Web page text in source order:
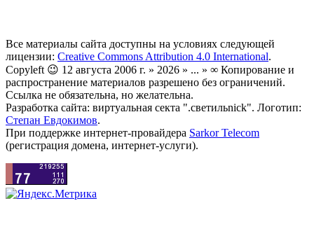
Все материалы сайта доступны на условиях следующей
лицензии: Creative Commons Attribution 4.0 International.
Copyleft 😉 12 августа 2006 г. » 2026 » ... » ∞ Копирование и
распространение материалов разрешено без ограничений.
Ссылка не обязательна, но желательна.
Разработка сайта: виртуальная секта ".светильnick". Логотип:
Степан Евдокимов.
При поддержке интернет-провайдера Sarkor Telecom
(регистрация домена, интернет-услуги).